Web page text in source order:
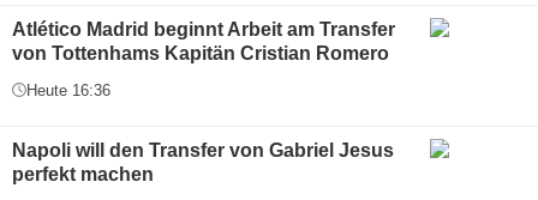
Atlético Madrid beginnt Arbeit am Transfer
von Tottenhams Kapitän Cristian Romero
Heute 16:36
Napoli will den Transfer von Gabriel Jesus
perfekt machen